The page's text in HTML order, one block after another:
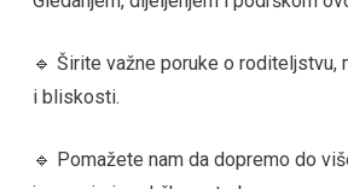
🔹 Širite važne poruke o roditeljstvu,
i bliskosti.
🔹 Pomažete nam da dopremo do